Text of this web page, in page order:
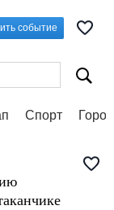
событие
Спорт